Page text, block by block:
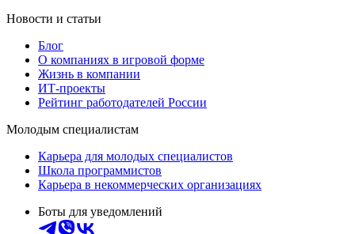
Новости и статьи
Блог
О компаниях в игровой форме
Жизнь в компании
ИТ-проекты
Рейтинг работодателей России
Молодым специалистам
Карьера для молодых специалистов
Школа программистов
Карьера в некоммерческих организациях
Боты для уведомлений